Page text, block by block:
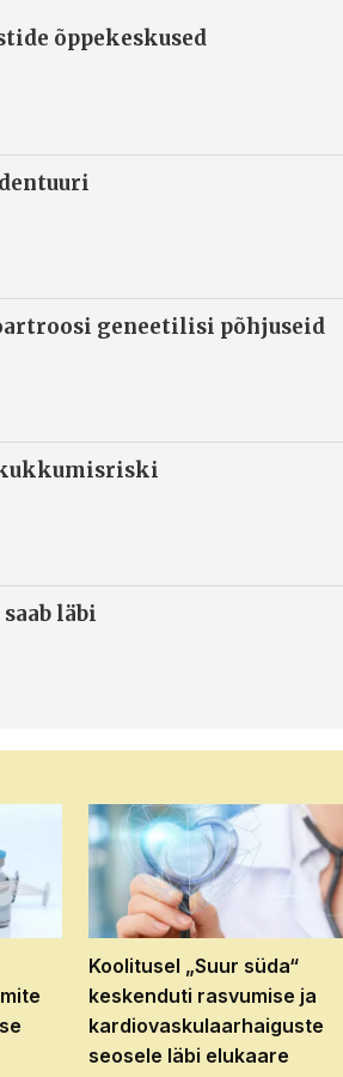
õppekeskused
geneetilisi põhjuseid
kukkumisriski
läbi
Koolitusel „Suur süda“
keskenduti rasvumise ja
kardiovaskulaarhaiguste
seosele läbi elukaare